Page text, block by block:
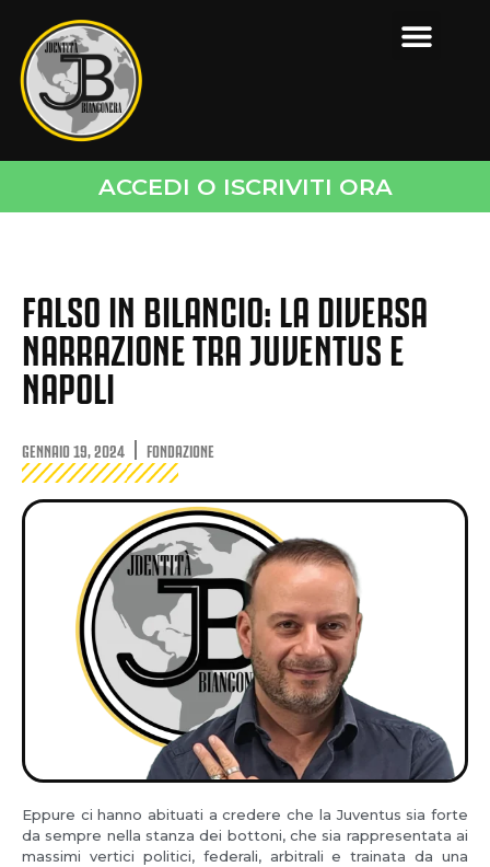
ACCEDI O ISCRIVITI ORA
FALSO IN BILANCIO: LA DIVERSA
NARRAZIONE TRA JUVENTUS E
NAPOLI
GENNAIO 19, 2024 FONDAZIONE
Eppure ci hanno abituati a credere che la Juventus sia forte
da sempre nella stanza dei bottoni, che sia rappresentata ai
massimi vertici politici, federali, arbitrali e trainata da una